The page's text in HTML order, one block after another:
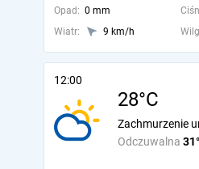
Opad: 0 mm
Wiatr:
9 km/h
12:00
28°C
Odczuwalna
Zachmurzenie